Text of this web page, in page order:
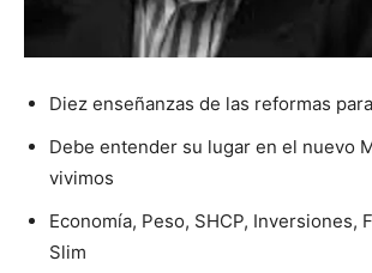
Diez enseñanzas de las reformas
Debe entender su lugar en el nuevo
vivimos
Economía, Peso, SHCP, Inversiones,
Slim